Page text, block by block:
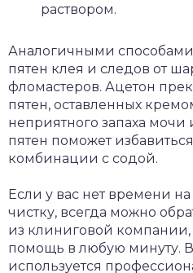
раствором.
Аналогичными
пятен клея и следов от
фломастеров. Ацетон
пятен, оставленных
неприятного запаха
пятен поможет
комбинации с содой.
Если у вас нет времени
чистку, всегда можно
из клиниговой
помощь в любую минуту.
используется